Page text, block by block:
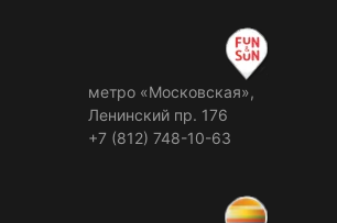
метро «Московская»,
Ленинский пр. 176
+7 (812) 748-10-63